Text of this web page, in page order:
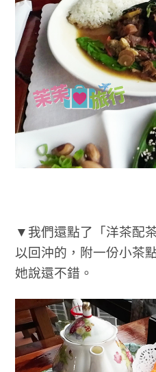
▼我們還點了「洋茶配
以回沖的，附一份小茶
她說還不錯。